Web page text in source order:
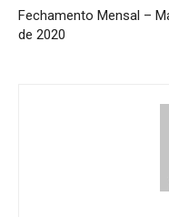
Fechamento Mensal –
de 2020